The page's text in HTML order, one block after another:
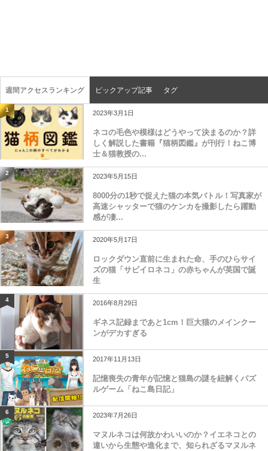
週間アクセスランキング ピックアップ記事 タグ
1 2023年3月1日
ネコの毛色や模様はどうやって決まるのか？詳
しく解説した書籍『猫柄図鑑』が刊行！ねこ博
士＆猫教授の...
2 2023年5月15日
8000分の1秒で捉えた猫の本気バトル！写真家が
高速シャッターで猫のケンカを撮影したら躍動
感が凄...
3 2020年5月17日
ロックダウン直前に生まれた命、手のひらサイ
ズの猫「サビイロネコ」の赤ちゃんが英国で誕
生
4 2016年8月29日
ギネス記録まであと1cm！巨大猫のメインクー
ンがデカすぎる
5 2017年11月13日
記憶喪失の青年が記憶と猫島の謎を紐解くパズ
ルゲーム「ねこ島日記」
6 2023年7月26日
マヌルネコは何故かわいいのか？イエネコとの
違いから生態や進化まで、知られざるマヌルネ